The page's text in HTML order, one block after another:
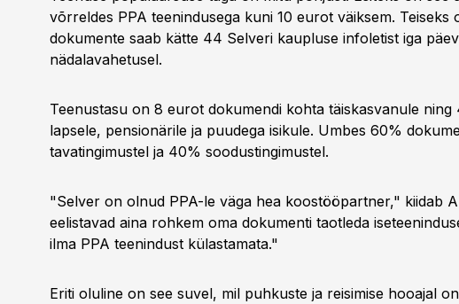
võrreldes PPA teenindusega kuni 10 eurot väiksem. Teiseks
dokumente saab kätte 44 Selveri kaupluse infoletist iga
nädalavahetusel.
Teenustasu on 8 eurot dokumendi kohta täiskasvanule ning
lapsele, pensionärile ja puudega isikule. Umbes 60%
tavatingimustel ja 40% soodustingimustel.
"Selver on olnud PPA-le väga hea koostööpartner," kiidab
eelistavad aina rohkem oma dokumenti taotleda
ilma PPA teenindust külastamata."
Eriti oluline on see suvel, mil puhkuste ja reisimise hooajal